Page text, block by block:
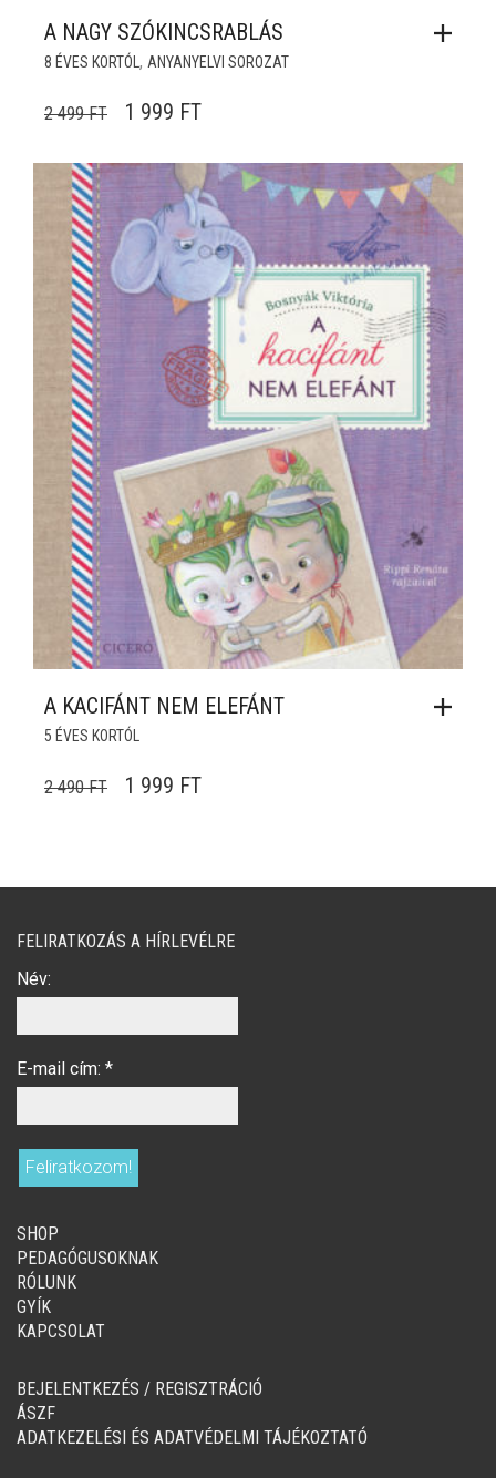
A NAGY SZÓKINCSRABLÁS
8 ÉVES KORTÓL, ANYANYELVI SOROZAT
2 499FT ORIGINAL PRICE WAS: 2 499 FT.
1 999 FTCURRENT PRICE IS: 1 999 FT.
A KACIFÁNT NEM ELEFÁNT
5 ÉVES KORTÓL
2 490FT ORIGINAL PRICE WAS: 2 490 FT.
1 999 FTCURRENT PRICE IS: 1 999 FT.
FELIRATKOZÁS A HÍRLEVÉLRE
Név:
E-mail cím: *
SHOP
PEDAGÓGUSOKNAK
RÓLUNK
GYÍK
KAPCSOLAT
BEJELENTKEZÉS / REGISZTRÁCIÓ
ÁSZF
ADATKEZELÉSI ÉS ADATVÉDELMI TÁJÉKOZTATÓ